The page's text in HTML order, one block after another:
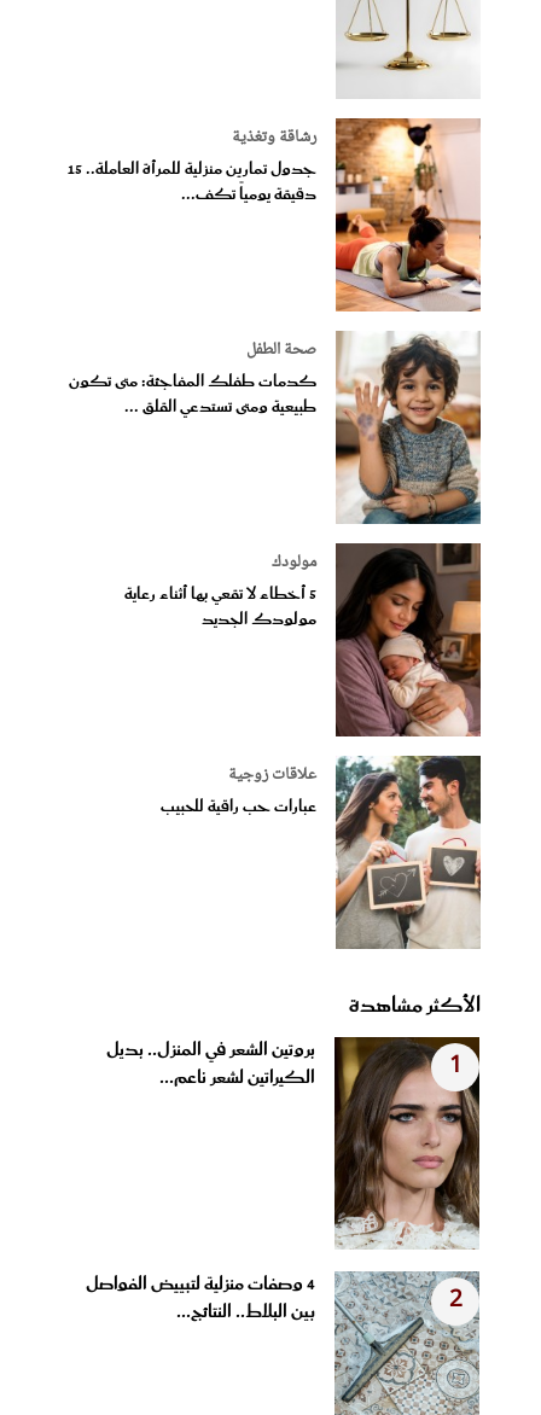
رشاقة وتغذية
جدول تمارين منزلية للمرأة العاملة.. 15
دقيقة يومياً تكف...
صحة الطفل
كدمات طفلك المفاجئة: متى تكون
طبيعية ومتى تستدعي القلق ...
مولودك
5 أخطاء لا تقعي بها أثناء رعاية
مولودك الجديد
علاقات زوجية
عبارات حب راقية للحبيب
الأكثر مشاهدة
1
بروتين الشعر في المنزل.. بديل
الكيراتين لشعر ناعم...
2
4 وصفات منزلية لتبييض الفواصل
بين البلاط.. النتائج...